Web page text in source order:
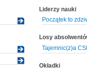
Liderzy nauki
Początek to
Losy
Tajemnic(z)a
Okładki